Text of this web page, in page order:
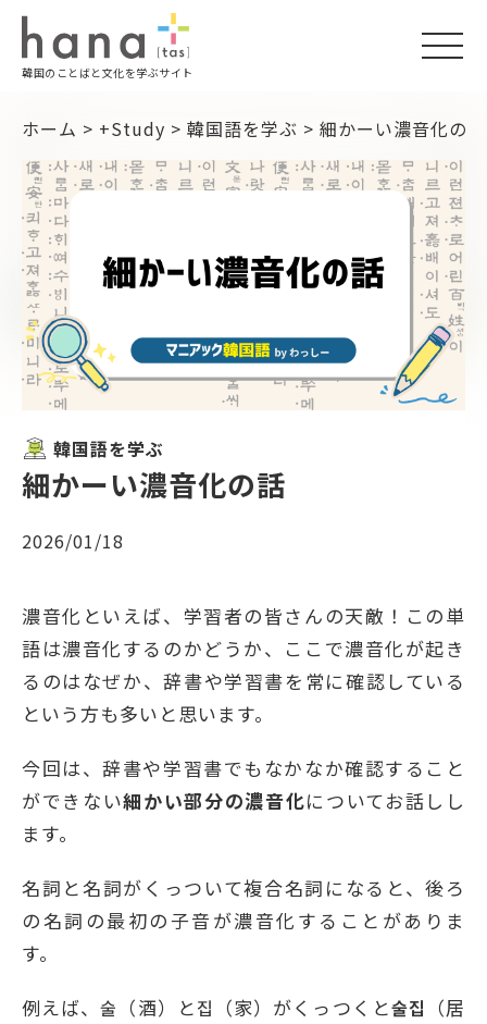
韓国のことばと文化を学ぶサイト
ホーム > +Study > 韓国語を学ぶ > 細かーい濃音化の話
韓国語を学ぶ
細かーい濃音化の話
2026/01/18
濃音化といえば、学習者の皆さんの天敵！この単
語は濃音化するのかどうか、ここで濃音化が起き
るのはなぜか、辞書や学習書を常に確認している
という方も多いと思います。
今回は、辞書や学習書でもなかなか確認すること
ができない細かい部分の濃音化についてお話しし
ます。
名詞と名詞がくっついて複合名詞になると、後ろ
の名詞の最初の子音が濃音化することがありま
す。
例えば、술（酒）と집（家）がくっつくと술집 （居